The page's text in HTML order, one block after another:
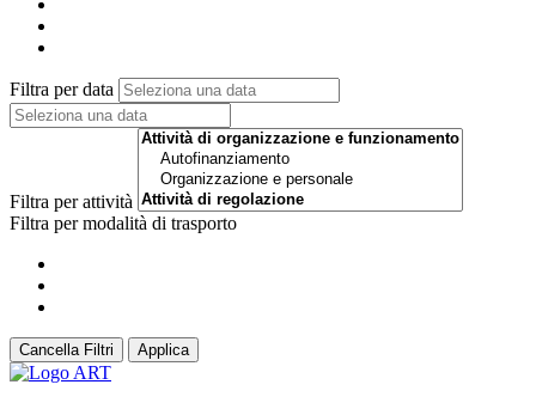
Filtra per data
Filtra per attività
Filtra per modalità di trasporto
Cancella Filtri Applica